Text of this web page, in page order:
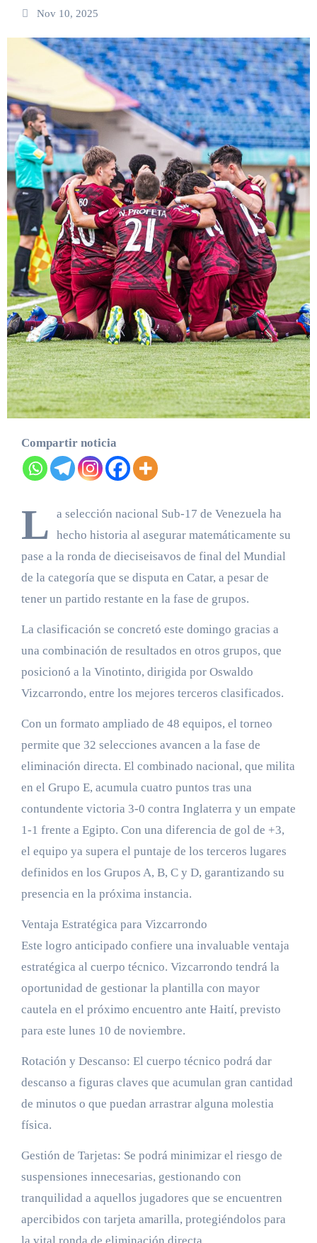
Nov 10, 2025
Compartir noticia
L
a selección nacional Sub-17 de Venezuela ha
hecho historia al asegurar matemáticamente su
pase a la ronda de dieciseisavos de final del Mundial
de la categoría que se disputa en Catar, a pesar de
tener un partido restante en la fase de grupos.
La clasificación se concretó este domingo gracias a
una combinación de resultados en otros grupos, que
posicionó a la Vinotinto, dirigida por Oswaldo
Vizcarrondo, entre los mejores terceros clasificados.
Con un formato ampliado de 48 equipos, el torneo
permite que 32 selecciones avancen a la fase de
eliminación directa. El combinado nacional, que milita
en el Grupo E, acumula cuatro puntos tras una
contundente victoria 3-0 contra Inglaterra y un empate
1-1 frente a Egipto. Con una diferencia de gol de +3,
el equipo ya supera el puntaje de los terceros lugares
definidos en los Grupos A, B, C y D, garantizando su
presencia en la próxima instancia.
Ventaja Estratégica para Vizcarrondo
Este logro anticipado confiere una invaluable ventaja
estratégica al cuerpo técnico. Vizcarrondo tendrá la
oportunidad de gestionar la plantilla con mayor
cautela en el próximo encuentro ante Haití, previsto
para este lunes 10 de noviembre.
Rotación y Descanso: El cuerpo técnico podrá dar
descanso a figuras claves que acumulan gran cantidad
de minutos o que puedan arrastrar alguna molestia
física.
Gestión de Tarjetas: Se podrá minimizar el riesgo de
suspensiones innecesarias, gestionando con
tranquilidad a aquellos jugadores que se encuentren
apercibidos con tarjeta amarilla, protegiéndolos para
la vital ronda de eliminación directa.